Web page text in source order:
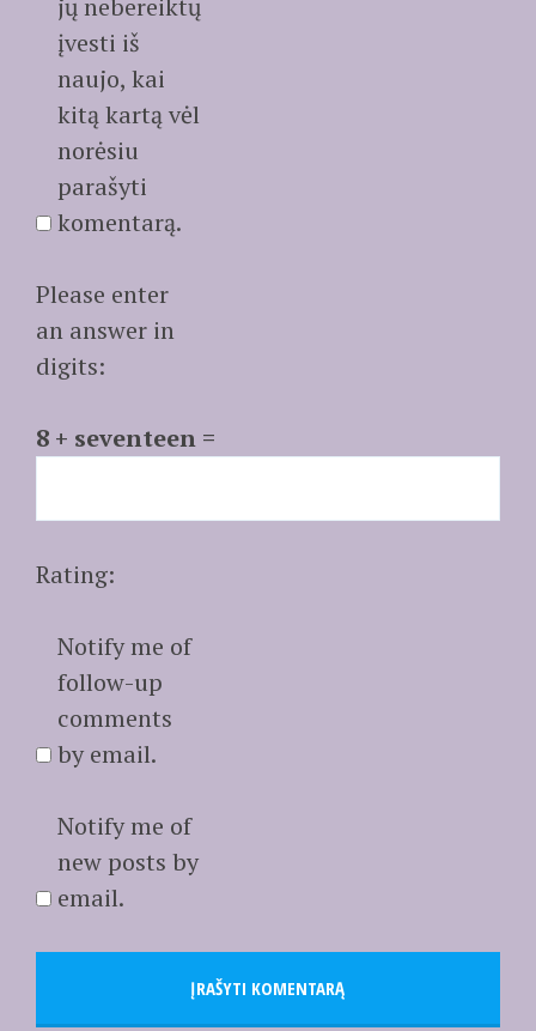
jų nebereiktų
įvesti iš
naujo, kai
kitą kartą vėl
norėsiu
parašyti
komentarą.
Please enter
an answer in
digits:
8 + seventeen =
Rating:
Notify me of
follow-up
comments
by email.
Notify me of
new posts by
email.